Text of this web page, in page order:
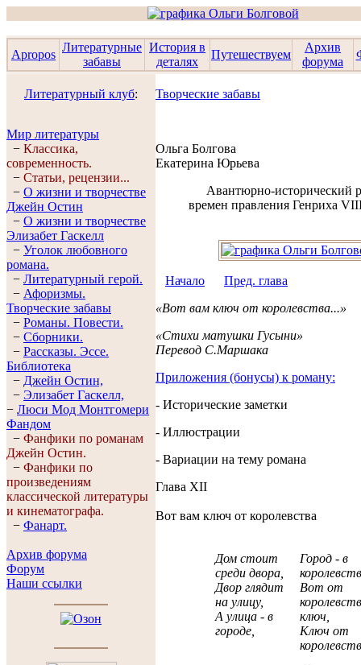
Apropos
Литературные
забавы
История в
деталях
Путешествуем
Архив
форума
Литературный клуб:
Мир литературы
− Классика,
современность.
− Статьи, рецензии...
− О жизни и творчестве
Джейн Остин
− О жизни и творчестве
Элизабет Гaскелл
− Уголок любовного
романа.
− Литературный герой.
− Афоризмы.
Творческие забавы
− Романы. Повести.
− Сборники.
− Рассказы. Эссe.
Библиотека
− Джейн Остин,
− Элизабет Гaскелл,
− Люси Мод Монтгомери
Фандом
− Фанфики по романам
Джейн Остин.
− Фанфики по
произведениям
классической литературы
и кинематографа.
− Фанарт.
Архив форума
Форум
Наши ссылки
Творческие забавы
Ольга Болгова
Екатерина Юрьева
Авантюрно-исторический
времен правления Генриха
Начало
Пред. глава
«Вот вам ключ от королевства...»
«Стихи матушки Гусыни»
Перевод С.Маршака
Приложения (бонусы) к роману:
- Исторические заметки
- Иллюстрации
- Вариации на тему романа
Глава XII
Вот вам ключ от королевства
Дом стоит
среди двора,
Двор глядит
на улицу,
А улица - в
городе,
Город - в
Вот от
ключ,
Ключ от